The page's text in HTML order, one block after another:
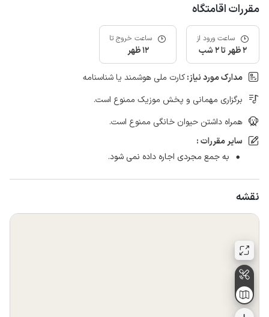
مقررات اقامتگاه
ساعت ورود از
2 ظهر تا 2 شب
ساعت خروج تا
12 ظهر
مدارک مورد نیاز:کارت ملی هوشمند یا شناسنامه
برگزاری مهمانی و پخش موزیک ممنوع است.
همراه داشتن حیوان خانگی ممنوع است.
سایر مقررات :
به جمع مجردی اجاره داده نمی شود.
نقشه